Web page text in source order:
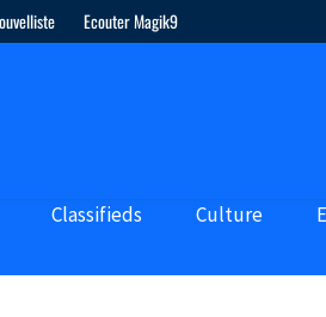
Ecouter Magik9
Classifieds Culture